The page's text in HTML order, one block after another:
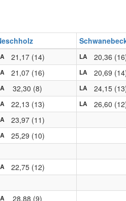
21,17 (14) LA 20,36
21,07 (16) LA 20,69
32,30 (8) LA 24,15
22,13 (13) LA 26,60
23,97 (11)
25,29 (10)
22,75 (12)
28,88 (9)